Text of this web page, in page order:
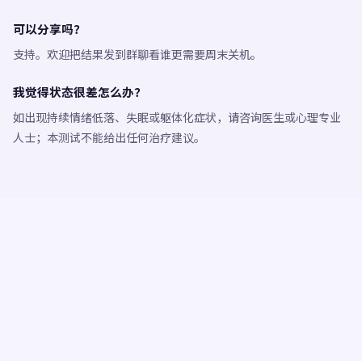
可以分享吗？
支持。欢迎把结果发到群聊看谁更需要周末关机。
我觉得状态很差怎么办？
如出现持续情绪低落、失眠或躯体化症状，请咨询医生或心理专业
人士；本测试不能给出任何治疗建议。